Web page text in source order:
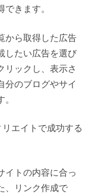
きます。
から取得した広告
したい広告を選び
リックし、表示さ
分のブログやサイ
エイトで成功する
イトの内容に合っ
、リンク作成で